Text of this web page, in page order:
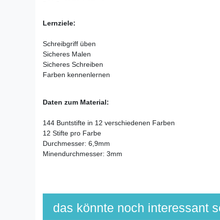
Lernziele:
Schreibgriff üben
Sicheres Malen
Sicheres Schreiben
Farben kennenlernen
Daten zum Material:
144 Buntstifte in 12 verschiedenen Farben
12 Stifte pro Farbe
Durchmesser: 6,9mm
Minendurchmesser: 3mm
das könnte noch interessant